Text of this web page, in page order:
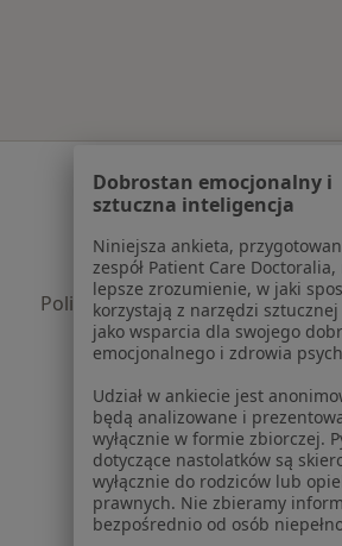
Serwis
Regulamin
Polityka prywatności
Polityka prywatności
Polityka prywatności dla
dane pozyskaliśmy
Polityka cookies
Jak działają wyniki
Dostępność
O nas
Praca
Partnerzy
Centrum
Dobrostan emocjonalny i
sztuczna inteligencja
Niniejsza ankieta,
zespół Patient Care
lepsze zrozumienie, w jaki
korzystają z narzędzi
jako wsparcia dla swojego
emocjonalnego i zdrowia
Udział w ankiecie jest
będą analizowane i
wyłącznie w formie zbiorczej.
dotyczące nastolatków są
wyłącznie do rodziców lub
prawnych. Nie zbieramy
bezpośrednio od osób